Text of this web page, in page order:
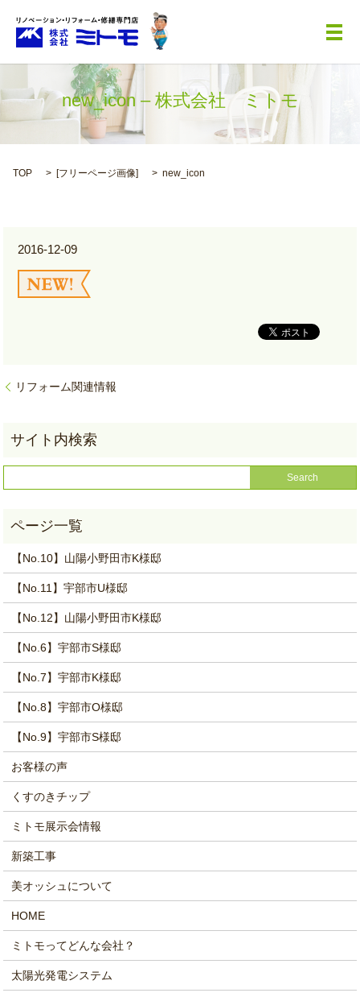
メ
new_icon – 株式会社 ミトモ
TOP [フリーページ画像] new_icon
2016-12-09
リフォーム関連情報
【No.10】山陽小野田市K様邸
【No.11】宇部市U様邸
【No.12】山陽小野田市K様邸
【No.6】宇部市S様邸
【No.7】宇部市K様邸
【No.8】宇部市O様邸
【No.9】宇部市S様邸
お客様の声
くすのきチップ
ミトモ展示会情報
新築工事
美オッシュについて
HOME
ミトモってどんな会社？
太陽光発電システム